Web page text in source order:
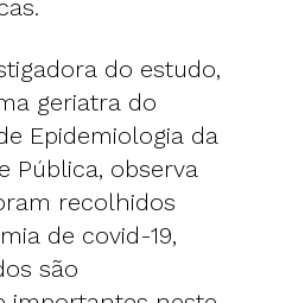
do estudo,
geriatra do
Epidemiologia da
Pública, observa
recolhidos
de covid-19,
são